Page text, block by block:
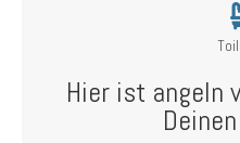
Hier ist angeln